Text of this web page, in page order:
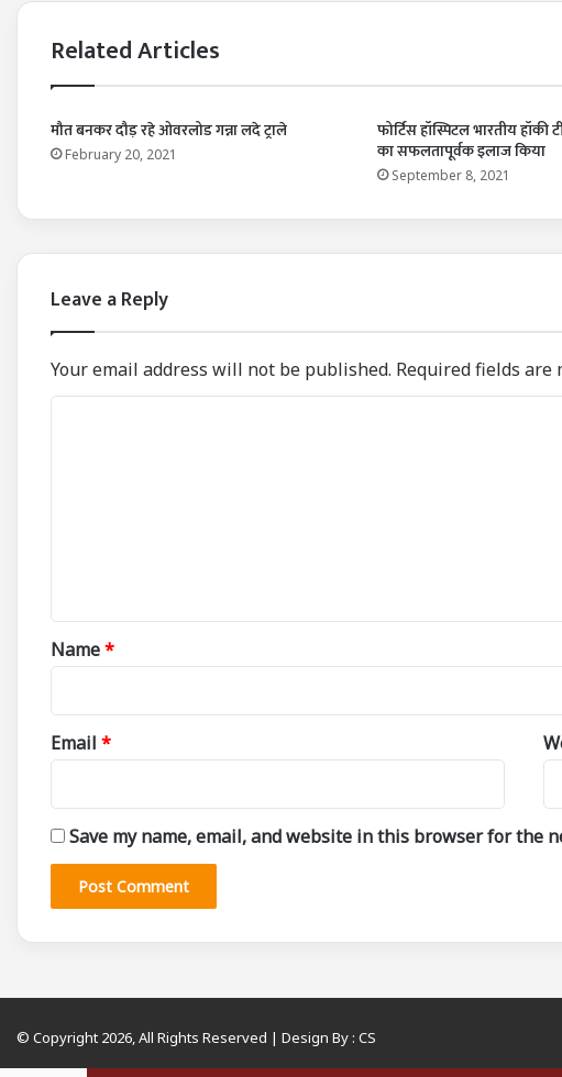
Related Articles
मौत बनकर दौड़ रहे ओवरलोड गन्ना लदे ट्राले
February 20, 2021
फोर्टिस हॉस्पिटल भारतीय हॉकी
का सफलतापूर्वक इलाज किया
September 8, 2021
Leave a Reply
Your email address will not be published. Required fields are
*
Name*
Email *
Save my name, email, and website in this browser for the
© Copyright 2026, All Rights Reserved | Design By : CS